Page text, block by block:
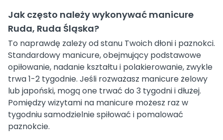
Jak często należy wykonywać manicure
Ruda, Ruda Śląska?
To naprawdę zależy od stanu Twoich dłoni i paznokci.
Standardowy manicure, obejmujący podstawowe
opiłowanie, nadanie kształtu i polakierowanie, zwykle
trwa 1-2 tygodnie. Jeśli rozważasz manicure żelowy
lub japoński, mogą one trwać do 3 tygodni i dłużej.
Pomiędzy wizytami na manicure możesz raz w
tygodniu samodzielnie spiłować i pomalować
paznokcie.